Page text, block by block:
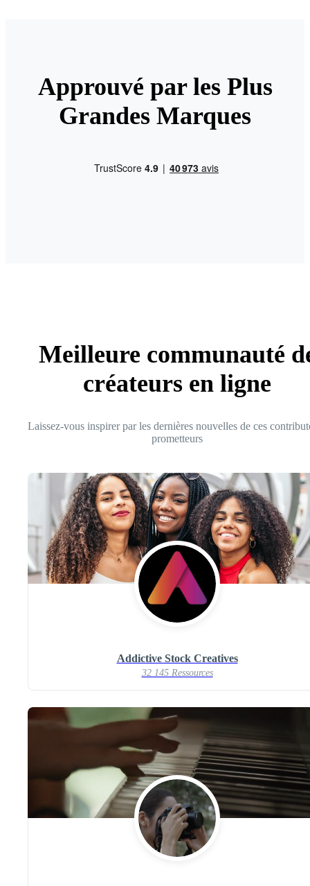
Approuvé par les Plus
Grandes Marques
Meilleure communauté
créateurs en ligne
Laissez-vous inspirer par les dernières nouvelles de ces
prometteurs
Addictive Stock Creatives
32 145 Ressources